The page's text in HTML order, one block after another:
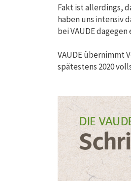
Fakt ist allerdings,
haben uns intensiv
bei VAUDE
VAUDE übernimmt
spätestens 2020